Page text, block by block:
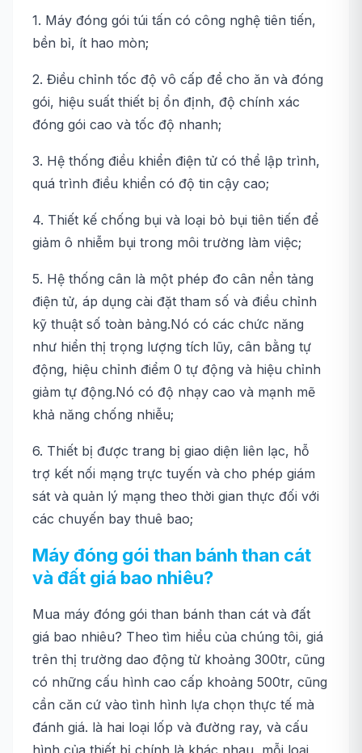
1. Máy đóng gói túi tấn có công nghệ tiên tiến,
bền bỉ, ít hao mòn;
2. Điều chỉnh tốc độ vô cấp để cho ăn và đóng
gói, hiệu suất thiết bị ổn định, độ chính xác
đóng gói cao và tốc độ nhanh;
3. Hệ thống điều khiển điện tử có thể lập trình,
quá trình điều khiển có độ tin cậy cao;
4. Thiết kế chống bụi và loại bỏ bụi tiên tiến để
giảm ô nhiễm bụi trong môi trường làm việc;
5. Hệ thống cân là một phép đo cân nền tảng
điện tử, áp dụng cài đặt tham số và điều chỉnh
kỹ thuật số toàn bảng.Nó có các chức năng
như hiển thị trọng lượng tích lũy, cân bằng tự
động, hiệu chỉnh điểm 0 tự động và hiệu chỉnh
giảm tự động.Nó có độ nhạy cao và mạnh mẽ
khả năng chống nhiễu;
6. Thiết bị được trang bị giao diện liên lạc, hỗ
trợ kết nối mạng trực tuyến và cho phép giám
sát và quản lý mạng theo thời gian thực đối với
các chuyến bay thuê bao;
Máy đóng gói than bánh than cát
và đất giá bao nhiêu?
Mua máy đóng gói than bánh than cát và đất
giá bao nhiêu? Theo tìm hiểu của chúng tôi, giá
trên thị trường dao động từ khoảng 300tr, cũng
có những cấu hình cao cấp khoảng 500tr, cũng
cần căn cứ vào tình hình lựa chọn thực tế mà
đánh giá. là hai loại lốp và đường ray, và cấu
hình của thiết bị chính là khác nhau, mỗi loại